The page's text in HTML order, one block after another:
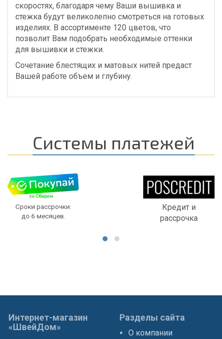
скоростях, благодаря чему Ваши вышивка и
стежка будут великолепно смотреться на готовых
изделиях. В ассортименте 120 цветов, что
позволит Вам подобрать необходимые оттенки
для вышивки и стежки.
Сочетание блестящих и матовых нитей предаст
Вашей работе объем и глубину.
Системы платежей
Сроки рассрочки:
до 6 месяцев.
Кредит и
рассрочка
Интернет-магазин
«ШвейДом»
Разделы сайта
О компании